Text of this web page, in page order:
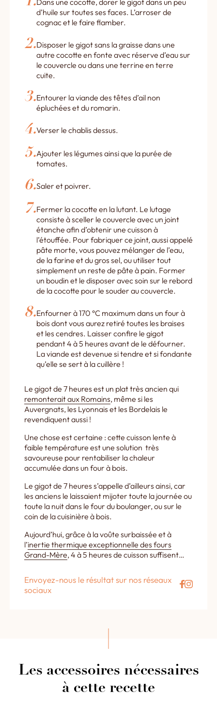
Dans une cocotte, dorer le gigot dans un peu
d’huile sur toutes ses faces. L’arroser de
cognac et le faire flamber.
Disposer le gigot sans la graisse dans une
autre cocotte en fonte avec réserve d’eau sur
le couvercle ou dans une terrine en terre
cuite.
Entourer la viande des têtes d’ail non
épluchées et du romarin.
Verser le chablis dessus.
Ajouter les légumes ainsi que la purée de
tomates.
Saler et poivrer.
Fermer la cocotte en la lutant. Le lutage
consiste à sceller le couvercle avec un joint
étanche afin d’obtenir une cuisson à
l’étouffée. Pour fabriquer ce joint, aussi appelé
pâte morte, vous pouvez mélanger de l’eau,
de la farine et du gros sel, ou utiliser tout
simplement un reste de pâte à pain. Former
un boudin et le disposer avec soin sur le rebord
de la cocotte pour le souder au couvercle.
Enfourner à 170 °C maximum dans un four à
bois dont vous aurez retiré toutes les braises
et les cendres. Laisser confire le gigot
pendant 4 à 5 heures avant de le défourner.
La viande est devenue si tendre et si fondante
qu’elle se sert à la cuillère !
Le gigot de 7 heures est un plat très ancien qui
remonterait aux Romains, même si les
Auvergnats, les Lyonnais et les Bordelais le
revendiquent aussi !
Une chose est certaine : cette cuisson lente à
faible température est une solution très
savoureuse pour rentabiliser la chaleur
accumulée dans un four à bois.
Le gigot de 7 heures s’appelle d’ailleurs ainsi, car
les anciens le laissaient mijoter toute la journée ou
toute la nuit dans le four du boulanger, ou sur le
coin de la cuisinière à bois.
Aujourd’hui, grâce à la voûte surbaissée et à
l’inertie thermique exceptionnelle des fours
Grand-Mère, 4 à 5 heures de cuisson suffisent…
Envoyez-nous le résultat sur nos réseaux
sociaux
Les accessoires nécessaires
à cette recette